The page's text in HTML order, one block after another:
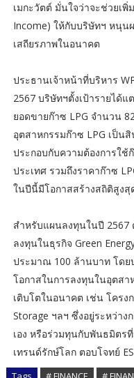
เมกะวัตต์ มั่นใจว่าจะช่วยเ
Income) ให้กับบริษัทฯ หนุน
เสถียรภาพในอนาคต
ประธานเจ้าหน้าที่บริหาร
2567 บริษัทฯตั้งเป้ารายได้
ยอดขายก๊าซ LPG จำนวน
อุตสาหกรรมก๊าซ LPG เป็น
ประกอบกับความต้องการใช้
ประเทศ รวมถึงราคาก๊าซ
ในปีนี้มีโอกาสสร้างสถิติสูงสุ
สำหรับแผนลงทุนในปี 2567
ลงทุนในธุรกิจ Green
ประมาณ 100 ล้านบาท โดย
โอกาสในการลงทุนในอุตสา
เติบโตในอนาคต เช่น โครง
Storage ฯลฯ ซึ่งอยู่ระหว่า
เอง หรือร่วมทุนกับพันธมิตร
เทรนด์รักษ์โลก ตอบโจทย์